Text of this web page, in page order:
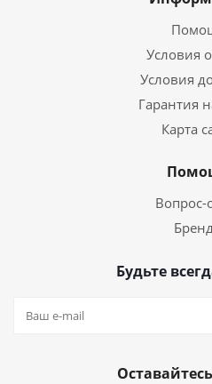
Условия
Условия
Гарантия
Карта
Вопрос-
Будьте